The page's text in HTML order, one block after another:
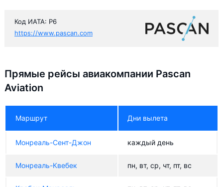
Код ИАТА: P6
https://www.pascan.com
Прямые рейсы авиакомпании Pascan
Aviation
Маршрут Дни вылета
Монреаль-Сент-Джон каждый день
Монреаль-Квебек пн, вт, ср, чт, пт, вс